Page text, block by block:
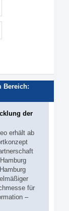
Bereich:
der
erhält ab
für
–